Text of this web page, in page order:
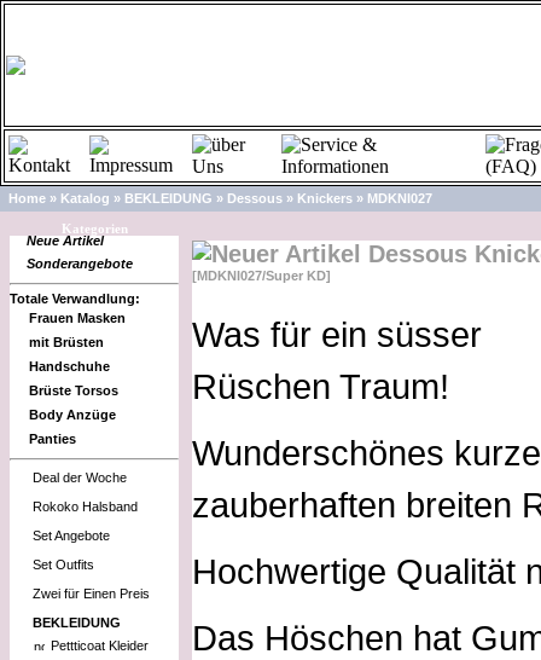
Home » Katalog » BEKLEIDUNG » Dessous » Knickers » MDKNI027
Kategorien
Neue Artikel
Sonderangebote
Totale Verwandlung:
Frauen Masken
mit Brüsten
Handschuhe
Brüste Torsos
Body Anzüge
Panties
Deal der Woche
Rokoko Halsband
Set Angebote
Set Outfits
Zwei für Einen Preis
BEKLEIDUNG
Pettticoat Kleider
Dessous
[MDKNI027/Super KD]
Was für ein süsser
Rüschen Traum!
Wunderschönes
zauberhaften breiten
Hochwertige Qualität
Das Höschen hat